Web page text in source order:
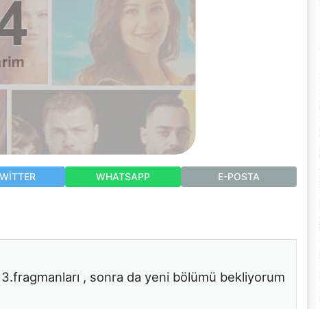
WHATSAPP E-POSTA
, sonra da yeni bölümü bekliyorum